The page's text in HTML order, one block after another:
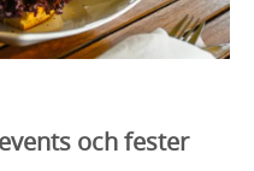
och fester